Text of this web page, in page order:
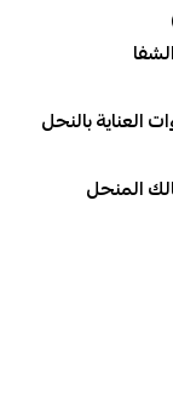
العناية بالنحل
المنحل